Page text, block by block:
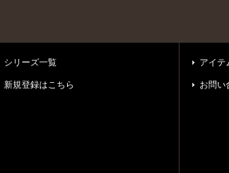
シリーズ一覧
新規登録はこちら
アイテ
お問い